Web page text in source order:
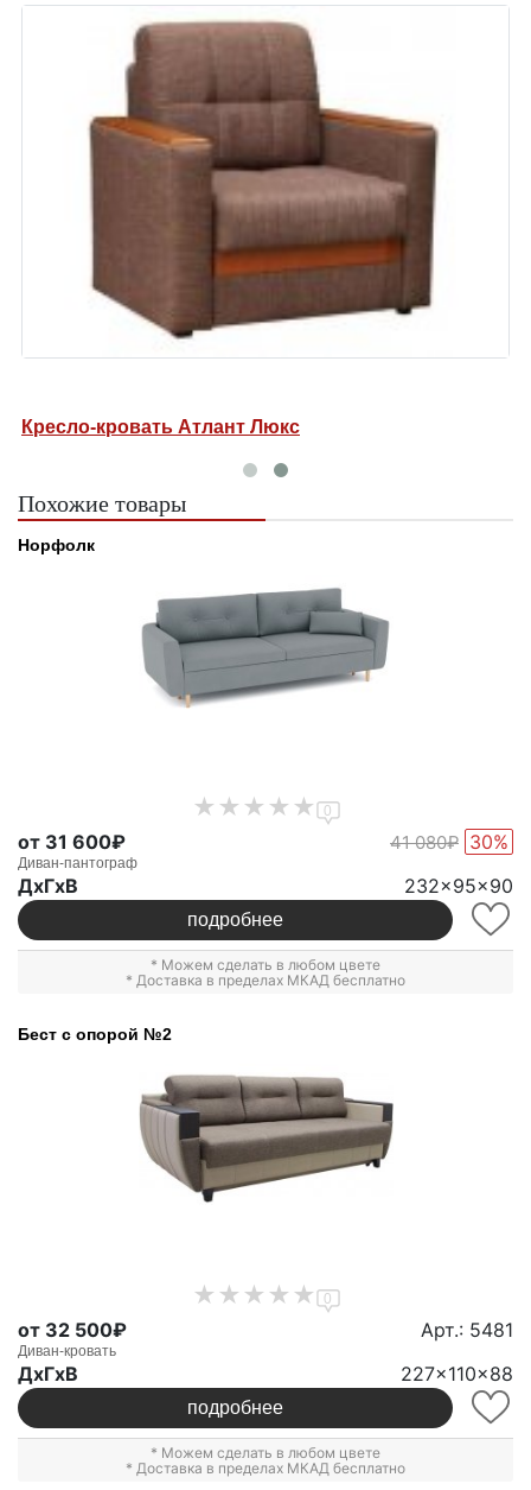
еврокнижка Атлант Люкс
Похожие товары
Норфолк
0
от 31 600₽ 41 080₽ 30%
Диван-пантограф
ДxГxВ 232x95x90
подробнее
* Можем сделать в любом цвете
* Доставка в пределах МКАД бесплатно
Бест с опорой №2
0
от 32 500₽ Арт.: 5481
Диван-кровать
ДxГxВ 227x110x88
подробнее
* Можем сделать в любом цвете
* Доставка в пределах МКАД бесплатно